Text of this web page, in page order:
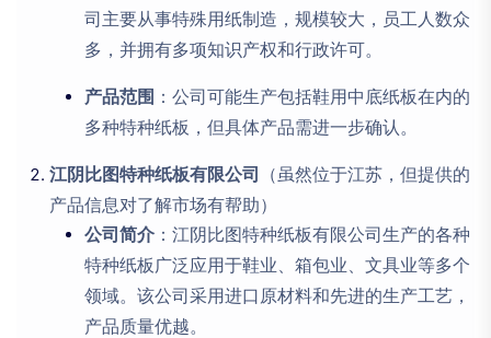
司主要从事特殊用纸制造，规模较大，员工人数众
多，并拥有多项知识产权和行政许可。
产品范围 ：公司可能生产包括鞋用中底纸板在内的
多种特种纸板，但具体产品需进一步确认。
江阴比图特种纸板有限公司 （虽然位于江苏，但提供的
产品信息对了解市场有帮助）
公司简介 ：江阴比图特种纸板有限公司生产的各种
特种纸板广泛应用于鞋业、箱包业、文具业等多个
领域。该公司采用进口原材料和先进的生产工艺，
产品质量优越。